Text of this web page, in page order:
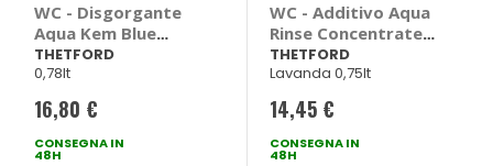
WC - Disgorgante
Aqua Kem Blue
Concentrato
Lavanda -
THETFORD
THETFORD
0,78lt
16,80 €
CONSEGNA IN
48H
WC - Additivo Aqua
Rinse Concentrated
- THETFORD
THETFORD
Lavanda 0,75lt
14,45 €
CONSEGNA IN
48H